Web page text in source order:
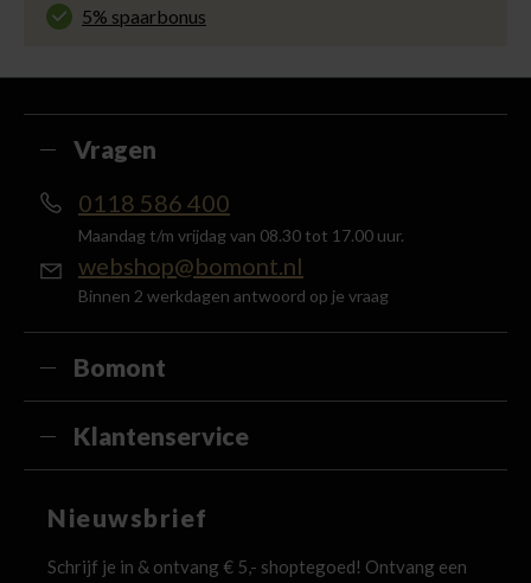
voor slechts € 4,95 of gratis in onze winkels.
5% spaarbonus
Vragen
0118 586 400
Maandag t/m vrijdag van 08.30 tot 17.00 uur.
webshop@bomont.nl
Binnen 2 werkdagen antwoord op je vraag
Bomont
Klantenservice
Nieuwsbrief
Schrijf je in & ontvang € 5,- shoptegoed! Ontvang een